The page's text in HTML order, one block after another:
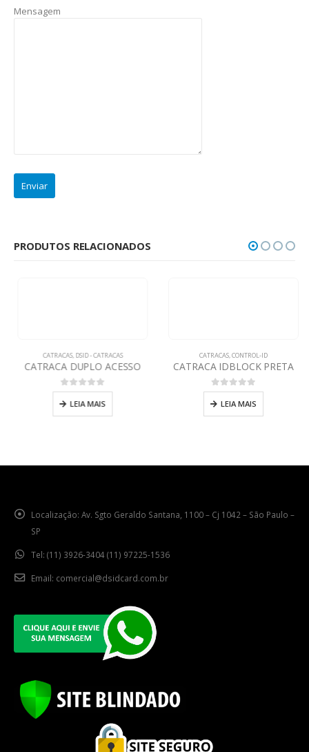
Mensagem
PRODUTOS RELACIONADOS
CATRACAS,DSID - CATRACAS
CATRACA DUPLO ACESSO
0out of 5
LEIA MAIS
CATRACAS,CONTROL-ID
CATRACA IDBLOCK PRETA
0out of 5
LEIA MAIS
SP
(11) 3926-3404 (11) 97225-1536
Email:comercial@dsidcard.com.br